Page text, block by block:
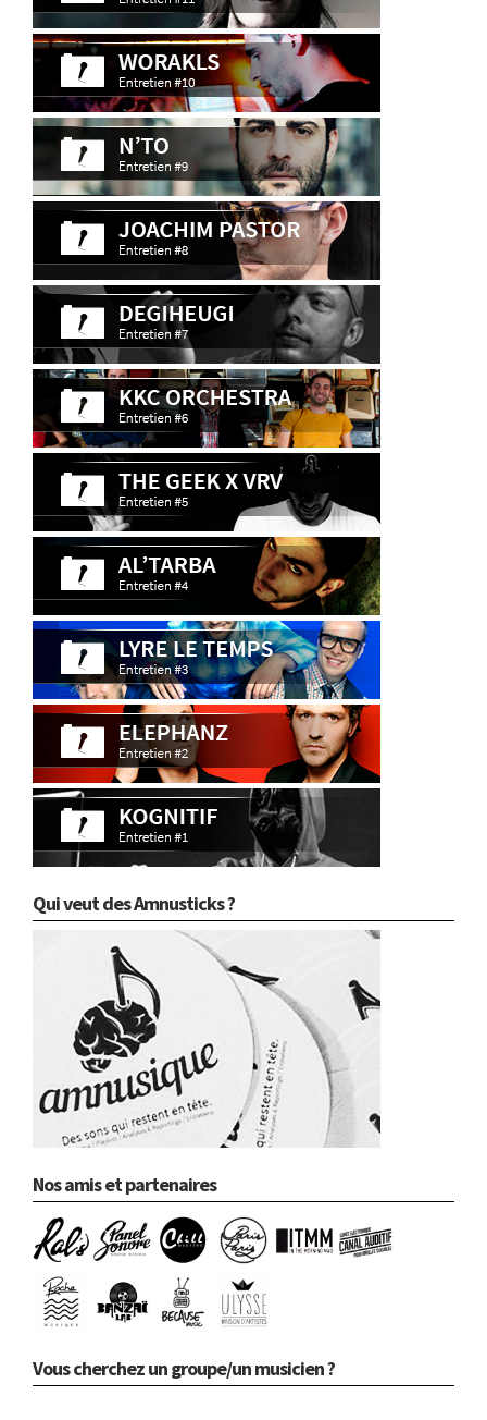
Qui veut des Amnusticks ?
Nos amis et partenaires
Vous cherchez un groupe/un musicien ?